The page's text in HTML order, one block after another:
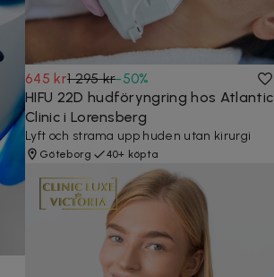
645 kr1 295 kr-50%
HIFU 22D hudföryngring hos Atlantic
Clinic i Lorensberg
Lyft och strama upp huden utan kirurgi
Göteborg 40+ köpta